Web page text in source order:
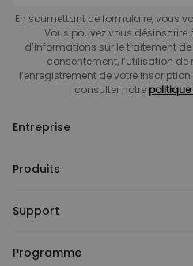
En soumettant ce formulaire, vous
Vous pouvez vous désinscrire
d’informations sur le traitement
consentement, l’utilisation de
l’enregistrement de votre
consulter notre
Entreprise
Produits
Support
Programme